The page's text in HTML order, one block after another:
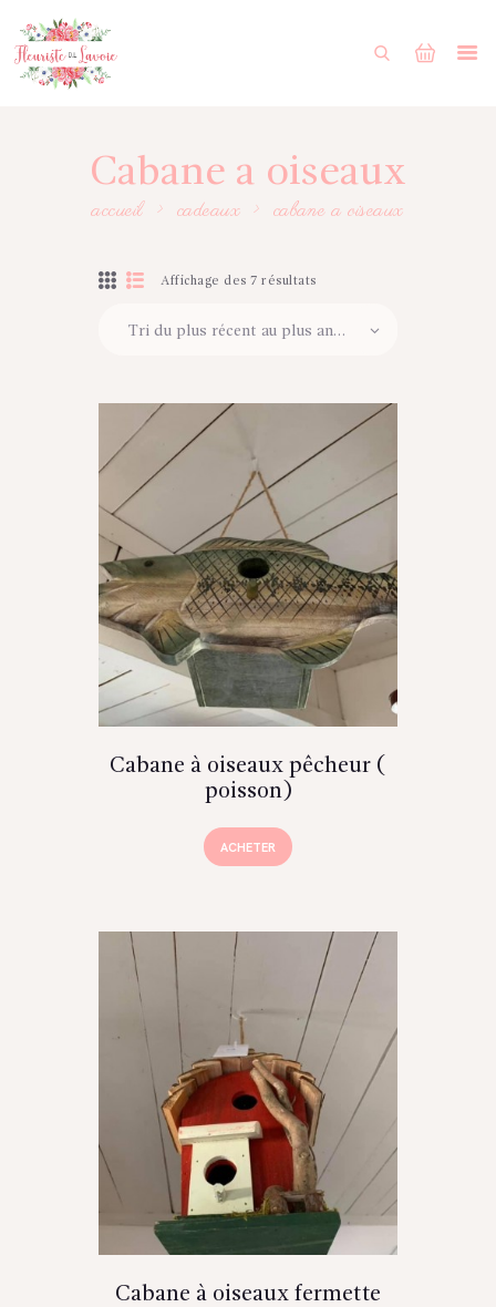
Cabane a oiseaux
accueil cadeaux cabane a oiseaux
FORMULAIRE DE MARIAGE
PORTFOLIO
ENGLISH
Affichage des 7 résultats
Cabane à oiseaux pêcheur (
poisson)
ACHETER
Cabane à oiseaux fermette